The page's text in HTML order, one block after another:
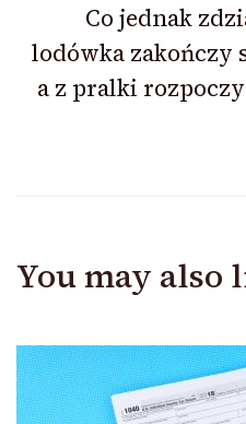
Co jednak
lodówka zakończy
a z pralki
You may also